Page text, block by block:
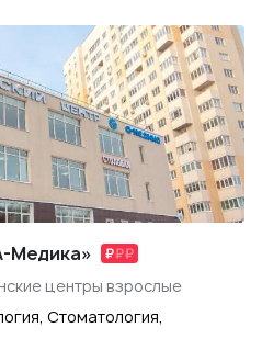
Медика»
центры взрослые
Стоматология,